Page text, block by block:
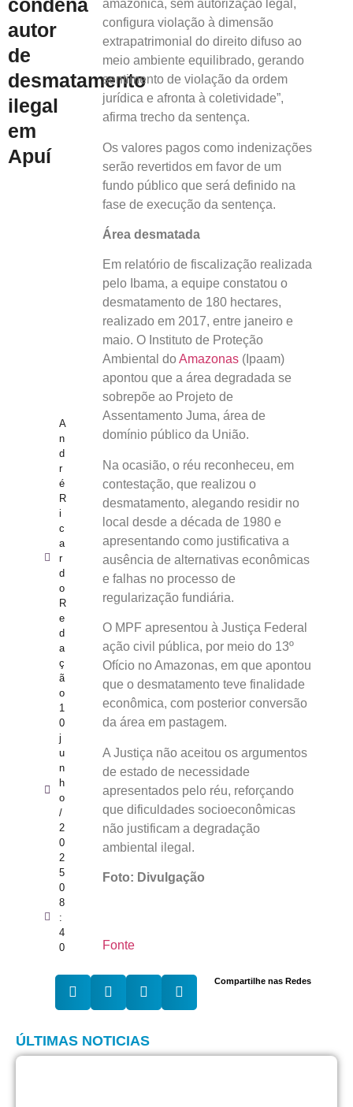
condena
autor
de
desmatamento
ilegal
em
Apuí
A
n
d
r
é
R
i
c
a
r
d
o
R
e
d
a
ç
ã
o
1
0
j
u
n
h
o
/
2
0
2
5
0
8
:
4
0
amazônica, sem autorização legal,
configura violação à dimensão
extrapatrimonial do direito difuso ao
meio ambiente equilibrado, gerando
sentimento de violação da ordem
jurídica e afronta à coletividade”,
afirma trecho da sentença.
Os valores pagos como indenizações
serão revertidos em favor de um
fundo público que será definido na
fase de execução da sentença.
Área desmatada
Em relatório de fiscalização realizada
pelo Ibama, a equipe constatou o
desmatamento de 180 hectares,
realizado em 2017, entre janeiro e
maio. O Instituto de Proteção
Ambiental doAmazonas (Ipaam)
apontou que a área degradada se
sobrepõe ao Projeto de
Assentamento Juma, área de
domínio público da União.
Na ocasião, o réu reconheceu, em
contestação, que realizou o
desmatamento, alegando residir no
local desde a década de 1980 e
apresentando como justificativa a
ausência de alternativas econômicas
e falhas no processo de
regularização fundiária.
O MPF apresentou à Justiça Federal
ação civil pública, por meio do 13º
Ofício no Amazonas, em que apontou
que o desmatamento teve finalidade
econômica, com posterior conversão
da área em pastagem.
A Justiça não aceitou os argumentos
de estado de necessidade
apresentados pelo réu, reforçando
que dificuldades socioeconômicas
não justificam a degradação
ambiental ilegal.
Foto: Divulgação
Fonte
Compartilhe nas Redes
ÚLTIMAS NOTICIAS